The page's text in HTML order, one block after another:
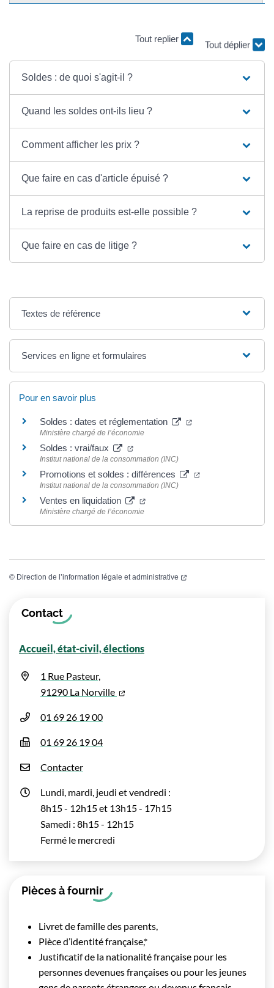
Tout replier
Tout déplier
Soldes : de quoi s'agit-il ?
Quand les soldes ont-ils lieu ?
Comment afficher les prix ?
Que faire en cas d'article épuisé ?
La reprise de produits est-elle possible ?
Que faire en cas de litige ?
Textes de référence
Services en ligne et formulaires
Pour en savoir plus
Soldes : dates et réglementation (ouverture dans un
Ministère chargé de l’économie
Soldes : vrai/faux (ouverture dans un nouvel onglet)
Institut national de la consommation (INC)
Promotions et soldes : différences (ouverture dans
Institut national de la consommation (INC)
Ventes en liquidation (ouverture dans un nouvel
Ministère chargé de l’économie
© Direction de l’information légale et administrative (ouverture dans un
Informations complémentaires
Contact
Accueil, état-civil, élections
1 Rue Pasteur,
91290 La Norville
(ouverture dans un nouvel onglet)
01 69 26 19 00
01 69 26 19 04
Contacter
Lundi, mardi, jeudi et vendredi :
8h15 - 12h15 et 13h15 - 17h15
Samedi : 8h15 - 12h15
Fermé le mercredi
Pièces à fournir
Livret de famille des parents,
Pièce d’identité française,*
Justificatif de la nationalité française pour les
personnes devenues françaises ou pour les jeunes